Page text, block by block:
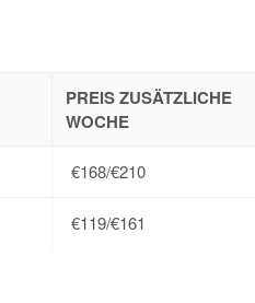
PREIS ZUSÄTZLICHE
WOCHE
€168/€210
€119/€161